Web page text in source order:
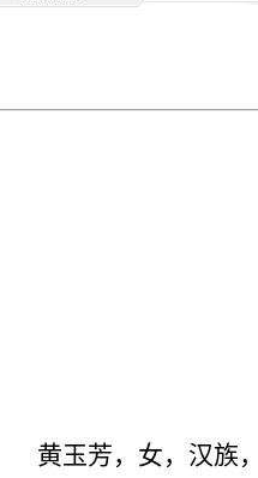
黄玉芳，女，汉族